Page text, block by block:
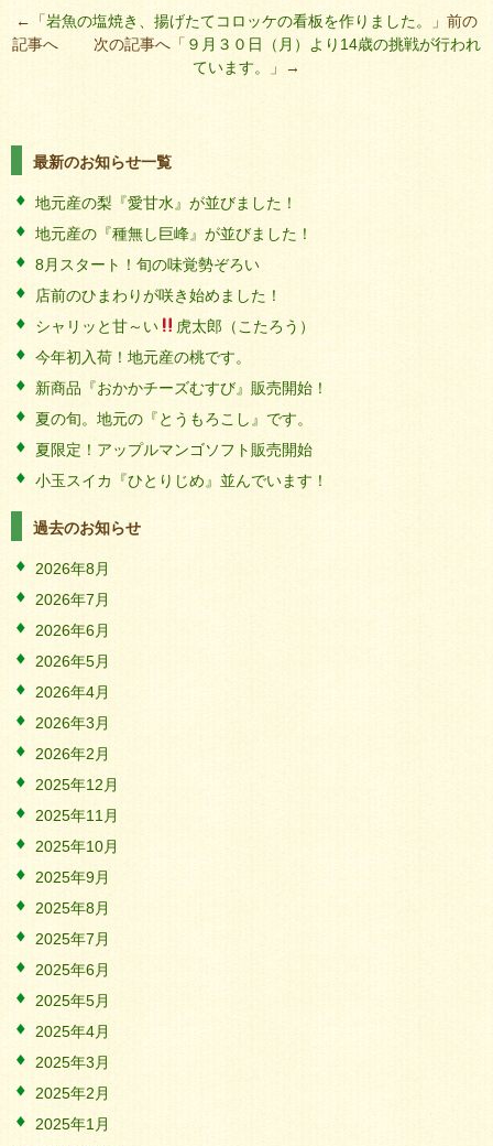
←「岩魚の塩焼き、揚げたてコロッケの看板を作りました。
」前の
記事へ 次の記事へ「９月３０日（月）より14歳の挑戦が行われ
ています。
」→
最新のお知らせ一覧
地元産の梨『愛甘水』が並びました！
地元産の『種無し巨峰』が並びました！
8月スタート！旬の味覚勢ぞろい
店前のひまわりが咲き始めました！
シャリッと甘～い
虎太郎（こたろう）
今年初入荷！地元産の桃です。
新商品『おかかチーズむすび』販売開始！
夏の旬。地元の『とうもろこし』です。
夏限定！アップルマンゴソフト販売開始
小玉スイカ『ひとりじめ』並んでいます！
過去のお知らせ
2026年8月
2026年7月
2026年6月
2026年5月
2026年4月
2026年3月
2026年2月
2025年12月
2025年11月
2025年10月
2025年9月
2025年8月
2025年7月
2025年6月
2025年5月
2025年4月
2025年3月
2025年2月
2025年1月